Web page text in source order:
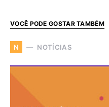
VOCÊ PODE GOSTAR TAMBÉM
N NOTÍCIAS